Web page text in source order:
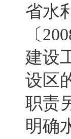
省水
〔
建设
设区
职责
明确